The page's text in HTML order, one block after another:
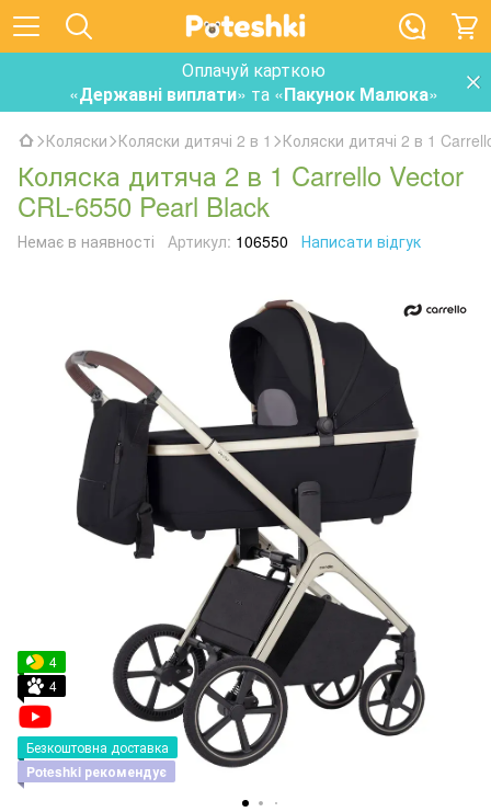
Оплачуй карткою
«Державні виплати» та «Пакунок Малюка»
Коляски Коляски дитячі 2 в 1 Коляски дитячі 2 в 1
Коляска дитяча 2 в 1 Carrello Vector
CRL-6550 Pearl Black
Немає в наявності Артикул: 106550 Написати відгук
4
4
Безкоштовна доставка
Poteshki рекомендує